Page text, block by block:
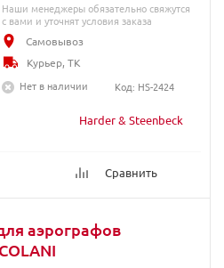
Harder & Steenbeck
Сравнить
Наши менеджеры обязательно свяжутся
с вами и уточнят условия заказа
Самовывоз
Курьер, ТК
Нет в наличии
Код: HS-2424
аэрографов